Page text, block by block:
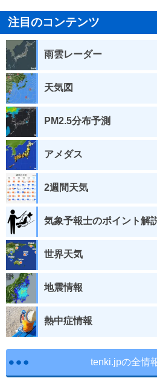
注目のコンテンツ
雨雲レーダー
天気図
PM2.5分布予測
アメダス
2週間天気
気象予報士のポイント解
世界天気
地震情報
熱中症情報
tenki.jpの全情